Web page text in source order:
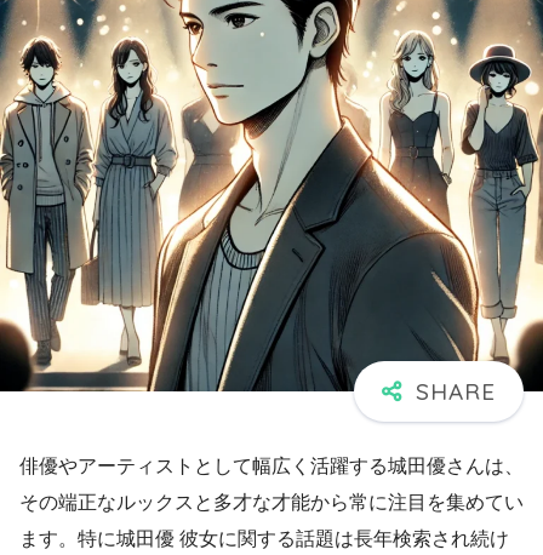
俳優やアーティストとして幅広く活躍する城田優さんは、
その端正なルックスと多才な才能から常に注目を集めてい
ます。特に城田優 彼女に関する話題は長年検索され続け